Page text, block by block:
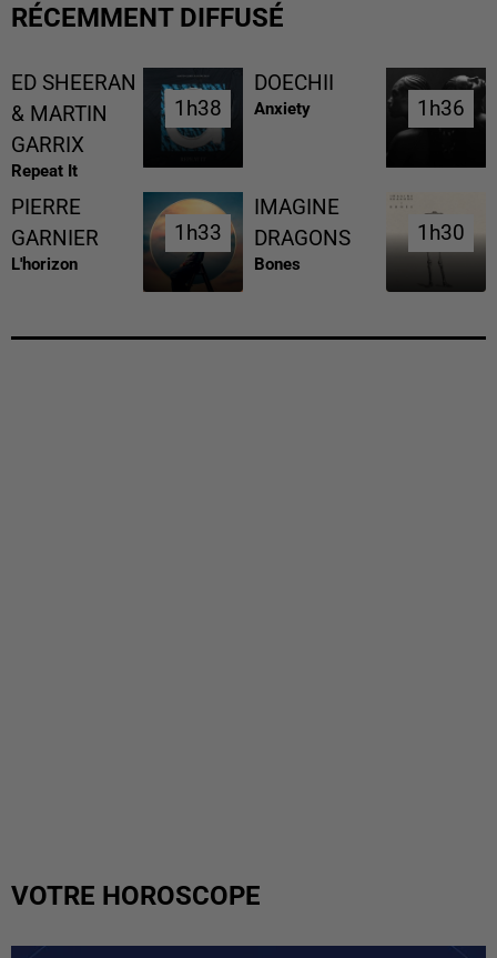
RÉCEMMENT DIFFUSÉ
ED SHEERAN
& MARTIN
GARRIX
Repeat It
1h38
1h38
DOECHII
Anxiety 1h36
1h36
PIERRE
GARNIER
L'horizon
1h33
1h33
IMAGINE
DRAGONS
Bones
1h30
1h30
VOTRE HOROSCOPE